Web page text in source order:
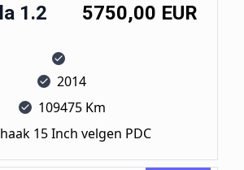
1.2 5750,00 EUR
2014
109475 Km
15 Inch velgen PDC